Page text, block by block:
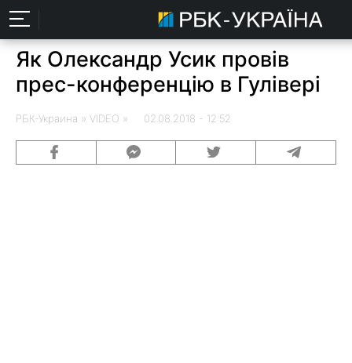
Як Олександр Усик провів
прес-конференцію в Гулівері
РБК-Украина » VIDEO » 02.08.2018 - 12:52